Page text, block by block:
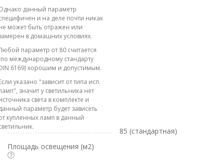
данный параметр
и на деле почти никак
может быть отражен или
в домашних условиях.
параметр от 80 считается
международному стандарту
6169) хорошим и допустимым.
указано "зависит от типа исп.
значит у светильника нет
света в комплекте и
параметр будет зависеть
купленных ламп в данный
85 (стандартная)
Площадь освещения (м2)